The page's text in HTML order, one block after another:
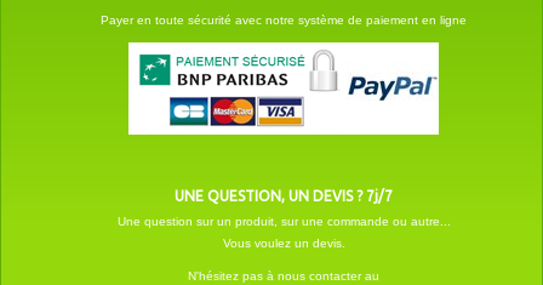
Payer en toute sécurité avec notre système de paiement en ligne
UNE QUESTION, UN DEVIS ? 7j/7
Une question sur un produit, sur une commande ou autre...
Vous voulez un devis.
N'hésitez pas à nous contacter au